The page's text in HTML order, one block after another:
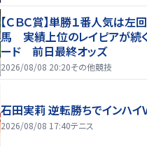
【ＣＢＣ賞】単勝１番人気は左
馬 実績上位のレイピアが続
ード 前日最終オッズ
2026/08/08 20:20その他競技
石田実莉 逆転勝ちでインハイ
2026/08/08 17:40テニス